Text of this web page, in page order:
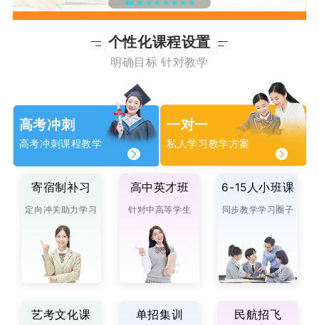
个性化课程设置
CYRRICULUM
明确目标 针对教学
高考冲刺
高考冲刺课程教学
一对一
私人学习教学方案
寄宿制补习
定向冲关助力学习
高中英才班
针对中高等学生
6-15人小班课
同步教学学习圈子
艺考文化课 单招集训 民航招飞